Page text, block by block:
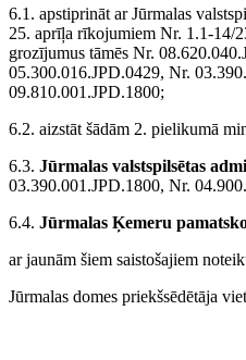
6.1. apstiprināt ar Jūrmalas
25. aprīļa rīkojumiem Nr. 1.1-14/
grozījumus tāmēs Nr.
05.300.016.JPD.0429, Nr.
09.810.001.JPD.1800;
6.2. aizstāt šādām 2. pielikumā
6.3. Jūrmalas valstspilsētas
03.390.001.JPD.1800, Nr.
6.4. Jūrmalas Ķemeru
ar jaunām šiem saistošajiem
Jūrmalas domes priekšsēdētāja